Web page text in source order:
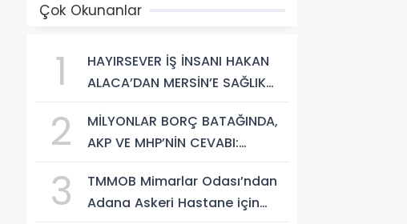
Çok Okunanlar
1
HAYIRSEVER İŞ İNSANI HAKAN
ALACA’DAN MERSİN’E SAĞLIK
2
MİLYONLAR BORÇ BATAĞINDA,
AKP VE MHP’NİN CEVABI:
3
TMMOB Mimarlar Odası’ndan
Adana Askeri Hastane için